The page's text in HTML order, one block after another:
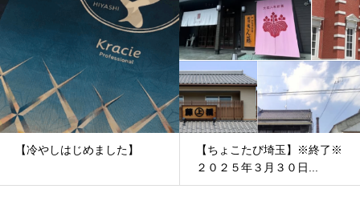
【冷やしはじめました】
【ちょこたび埼玉】※終了※
２０２５年３月３０日...